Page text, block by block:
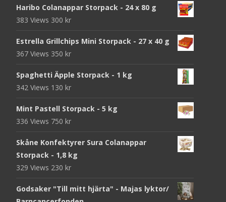
Haribo Colanappar Storpack - 24 x 80 g
383 Views 300 kr
Estrella Grillchips Mini Storpack - 27 x 40 g
367 Views 350 kr
Spaghetti Äpple Storpack - 1 kg
342 Views 130 kr
Mint Pastell Storpack - 5 kg
336 Views 750 kr
Skåne Konfektyrer Sura Colanappar
Storpack - 1,8 kg
329 Views 230 kr
Godsaker "Till mitt hjärta" - Majas lyktor/